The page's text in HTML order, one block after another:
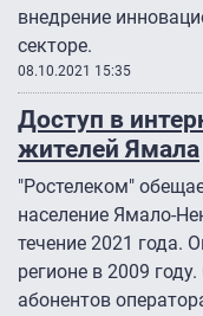
внедрение
секторе.
08.10.2021 15:35
Доступ в
жителей Ямала
"Ростелеком"
население Ямало-
течение 2021 года.
регионе в 2009
абонентов